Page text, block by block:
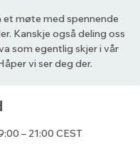
et møte med spennende
Kanskje også deling oss
som egentlig skjer i vår
vi ser deg der.
– 21:00 CEST